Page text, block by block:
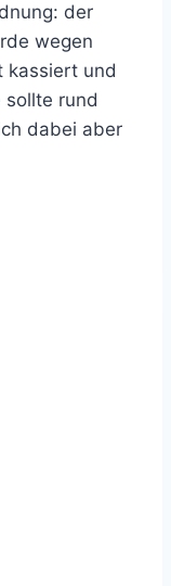
der
wegen
kassiert und
sollte rund
dabei aber